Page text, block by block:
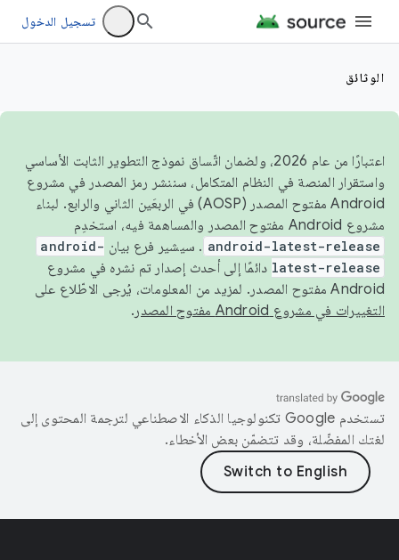
تسجيل الدخول
الوثائق
اعتبارًا من عام 2026، ولضمان اتّساق نموذج التطوير الثابت الأساسي
واستقرار المنصة في النظام المتكامل، سننشر رمز المصدر في مشروع
Android مفتوح المصدر (AOSP) في الربعَين الثاني والرابع. لبناء
مشروع Android مفتوح المصدر والمساهمة فيه، استخدِم
android-latest-release . سيشير فرع بيان android-
latest-release دائمًا إلى أحدث إصدار تم نشره في مشروع
Android مفتوح المصدر. لمزيد من المعلومات، يُرجى الاطّلاع على
التغييرات في مشروع Android مفتوح المصدر
.
تستخدم Google تكنولوجيا الذكاء الاصطناعي لترجمة المحتوى إلى
لغتك المفضّلة، وقد تتضمّن بعض الأخطاء.